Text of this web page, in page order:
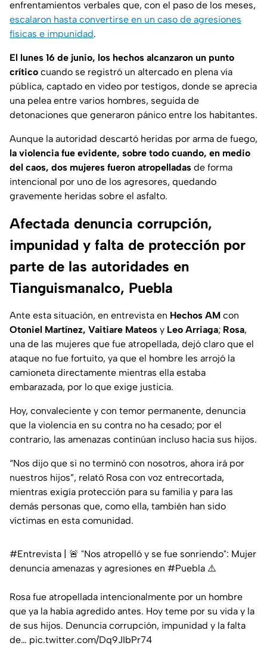
enfrentamientos verbales que, con el paso de los meses,
escalaron hasta convertirse en un caso de agresiones
físicas e impunidad.
El lunes 16 de junio, los hechos alcanzaron un punto
crítico cuando se registró un altercado en plena vía
pública, captado en video por testigos, donde se aprecia
una pelea entre varios hombres, seguida de
detonaciones que generaron pánico entre los habitantes.
Aunque la autoridad descartó heridas por arma de fuego,
la violencia fue evidente, sobre todo cuando, en medio
del caos, dos mujeres fueron atropelladas de forma
intencional por uno de los agresores, quedando
gravemente heridas sobre el asfalto.
Afectada denuncia corrupción,
impunidad y falta de protección por
parte de las autoridades en
Tianguismanalco, Puebla
Ante esta situación, en entrevista en Hechos AM con
Otoniel Martínez, Vaitiare Mateos y Leo Arriaga; Rosa,
una de las mujeres que fue atropellada, dejó claro que el
ataque no fue fortuito, ya que el hombre les arrojó la
camioneta directamente mientras ella estaba
embarazada, por lo que exige justicia.
Hoy, convaleciente y con temor permanente, denuncia
que la violencia en su contra no ha cesado; por el
contrario, las amenazas continúan incluso hacia sus hijos.
“Nos dijo que si no terminó con nosotros, ahora irá por
nuestros hijos”, relató Rosa con voz entrecortada,
mientras exigía protección para su familia y para las
demás personas que, como ella, también han sido
víctimas en esta comunidad.
#Entrevista | 🚨 "Nos atropelló y se fue sonriendo": Mujer
denuncia amenazas y agresiones en #Puebla ⚠️
Rosa fue atropellada intencionalmente por un hombre
que ya la había agredido antes. Hoy teme por su vida y la
de sus hijos. Denuncia corrupción, impunidad y la falta
de… pic.twitter.com/Dq9JIbPr74